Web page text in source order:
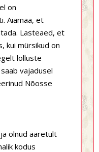
on
Aiamaa, et
Lasteaed, et
kui mürsikud on
lolluste
vajadusel
Nõosse
olnud ääretult
kodus